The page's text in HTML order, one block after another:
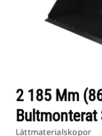
2 185 Mm
Bultmonterat
Lättmaterialskopor